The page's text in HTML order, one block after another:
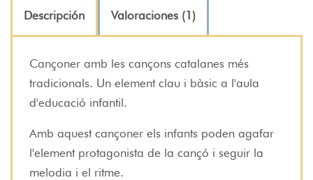
Descripción Valoraciones (1)
Cançoner amb les cançons catalanes més
tradicionals. Un element clau i bàsic a l'aula
d'educació infantil.
Amb aquest cançoner els infants poden agafar
l'element protagonista de la cançó i seguir la
melodia i el ritme.